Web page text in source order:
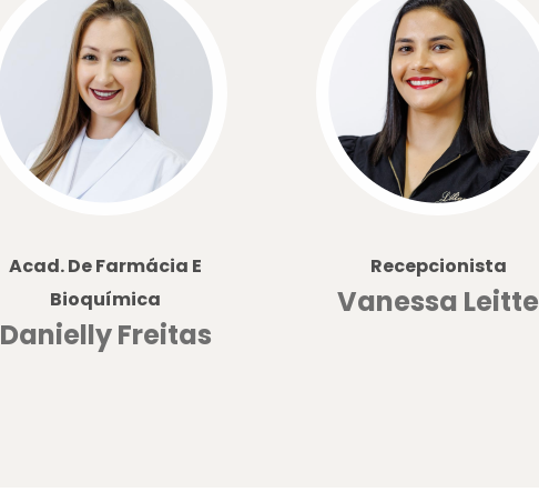
Acad. De Farmácia E
Bioquímica
Danielly Freitas
Recepcionista
Vanessa Leitte